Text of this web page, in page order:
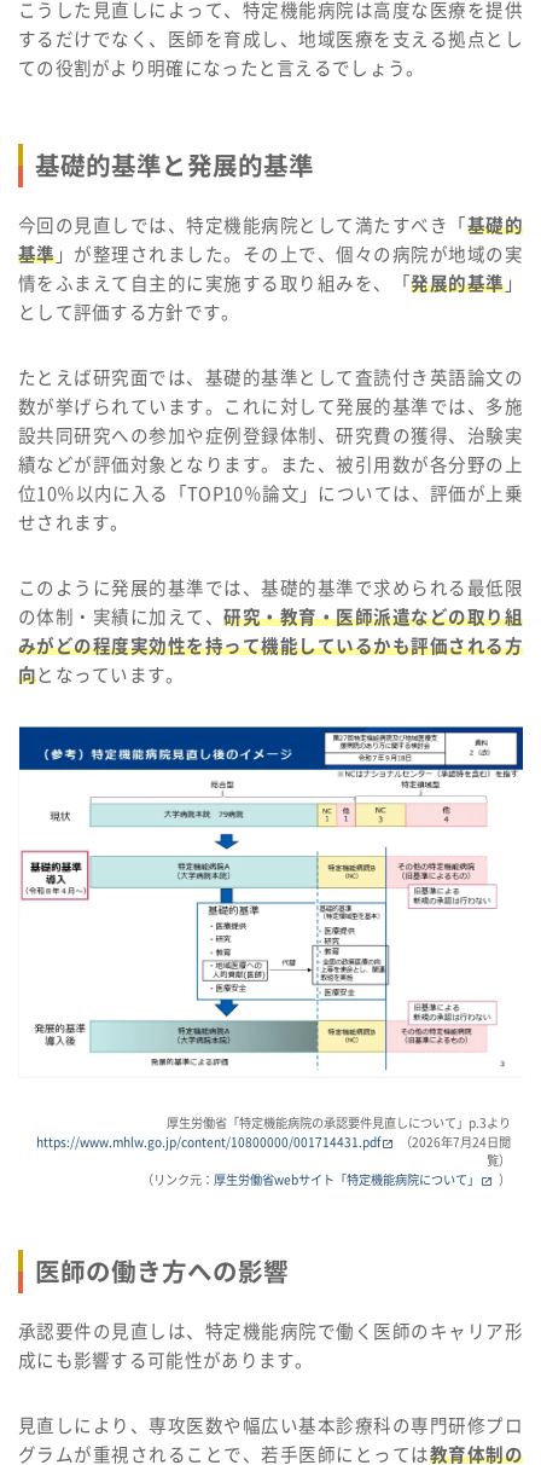
こうした見直しによって、特定機能病院は高度な医療を提供
するだけでなく、医師を育成し、地域医療を支える拠点とし
ての役割がより明確になったと言えるでしょう。
基礎的基準と発展的基準
今回の見直しでは、特定機能病院として満たすべき「 基礎的
基準」が整理されました。その上で、個々の病院が地域の実
情をふまえて自主的に実施する取り組みを、「発展的基準」
として評価する方針です。
たとえば研究面では、基礎的基準として査読付き英語論文の
数が挙げられています。これに対して発展的基準では、多施
設共同研究への参加や症例登録体制、研究費の獲得、治験実
績などが評価対象となります。また、被引用数が各分野の上
位10％以内に入る「TOP10％論文」については、評価が上乗
せされます。
このように発展的基準では、基礎的基準で求められる最低限
の体制・実績に加えて、研究・教育・医師派遣などの取り組
みがどの程度実効性を持って機能しているかも評価される方
向となっています。
厚生労働省「特定機能病院の承認要件見直しについて」p.3より
https://www.mhlw.go.jp/content/10800000/001714431.pdf
（2026年7月24日閲
覧）
（リンク元： 厚生労働省webサイト「特定機能病院について」 ）
医師の働き方への影響
承認要件の見直しは、特定機能病院で働く医師のキャリア形
成にも影響する可能性があります。
見直しにより、専攻医数や幅広い基本診療科の専門研修プロ
グラムが重視されることで、若手医師にとっては教育体制の